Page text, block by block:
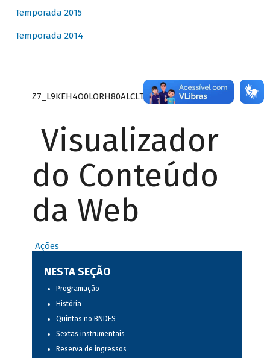
Temporada 2015
Temporada 2014
Z7_L9KEH4O0LORH80ALCLTPF80S27
Visualizador
do Conteúdo
da Web
Ações
NESTA SEÇÃO
Programação
História
Quintas no BNDES
Sextas instrumentais
Reserva de ingressos